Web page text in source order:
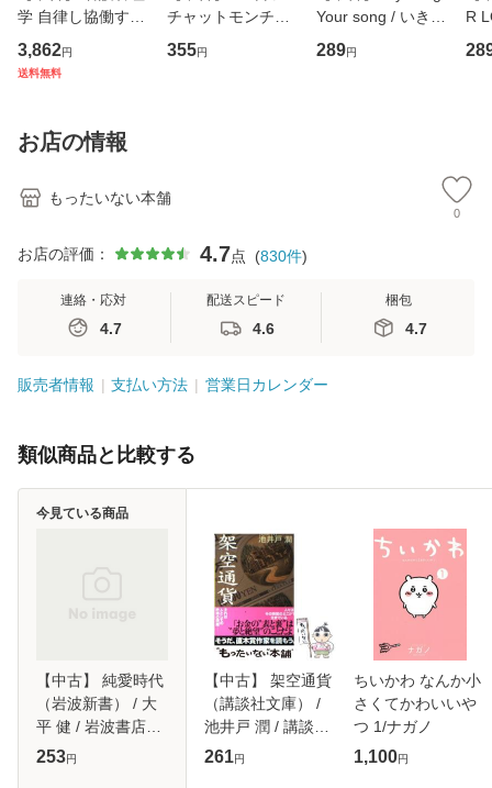
学 自律し協働する
専門職の看護マネ
ジメントスキル 改
恵 藤本幸三 / 南江
堂 [単行
3,862円
送料無料
チャットモンチー /
キューンレコード
[CD]【メール便送
355円
Your song / いきも
のがかり / [CD]
【メール便送料無
289円
R
産
お店の情報
もったいない本舗
0
お店の評価： 4.7点 (830件)
連絡・応対
4.7
配送スピード
4.6
梱包
4.7
販売者情報 支払い方法 営業日カレンダー
類似商品と比較する
【中古】 純愛時代
（岩波新書） / 大
平 健 / 岩波書店
[新書]【メール便送
253円
今見ている商品
【中古】 架空通貨
（講談社文庫） /
池井戸 潤 / 講談社
[文庫]【メール便送
261円
ちいかわ なんか小
さくてかわいいや
つ 1/ナガノ
1,100円